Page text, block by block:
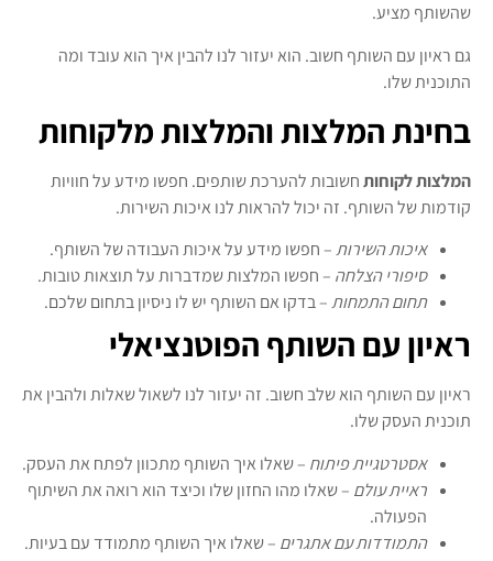
שהשותף מציע.
גם ראיון עם השותף חשוב. הוא יעזור לנו להבין איך הוא עובד ומה
התוכנית שלו.
בחינת המלצות והמלצות מלקוחות
המלצות לקוחותחשובות להערכת שותפים. חפשו מידע על חוויות
קודמות של השותף. זה יכול להראות לנו איכות השירות.
איכות השירות– חפשו מידע על איכות העבודה של השותף.
סיפורי הצלחה – חפשו המלצות שמדברות על תוצאות טובות.
תחום התמחות– בדקו אם השותף יש לו ניסיון בתחום שלכם.
ראיון עם השותף הפוטנציאלי
ראיון עם השותף הוא שלב חשוב. זה יעזור לנו לשאול שאלות ולהבין את
תוכנית העסק שלו.
אסטרטגיית פיתוח – שאלו איך השותף מתכוון לפתח את העסק.
ראיית עולם – שאלו מהו החזון שלו וכיצד הוא רואה את השיתוף
הפעולה.
התמודדות עם אתגרים – שאלו איך השותף מתמודד עם בעיות.